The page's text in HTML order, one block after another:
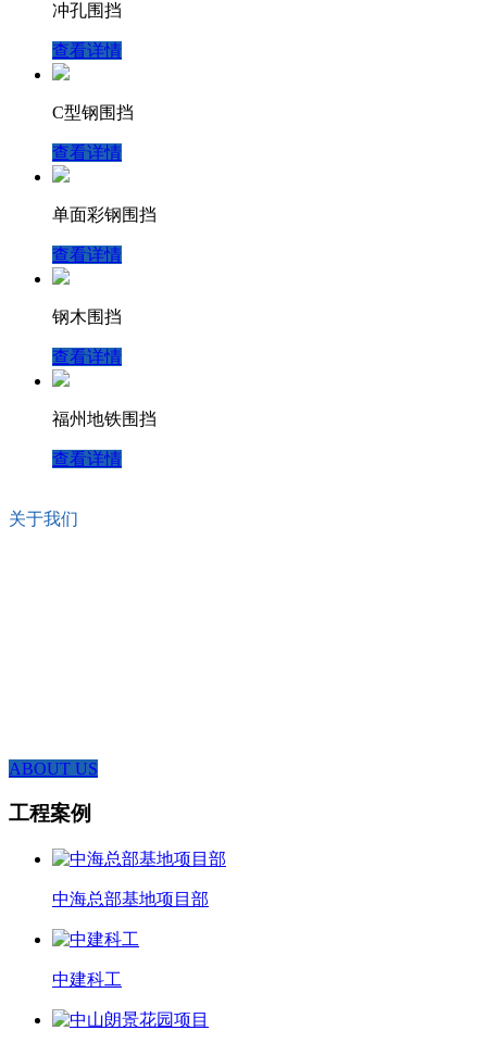
冲孔围挡
查看详情
C型钢围挡
查看详情
单面彩钢围挡
查看详情
钢木围挡
查看详情
福州地铁围挡
查看详情
关于我们
ABOUT US
工程案例
中海总部基地项目部
中建科工